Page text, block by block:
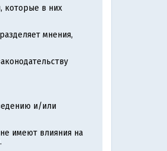
которые в них
мнения,
и/или
имеют влияния на